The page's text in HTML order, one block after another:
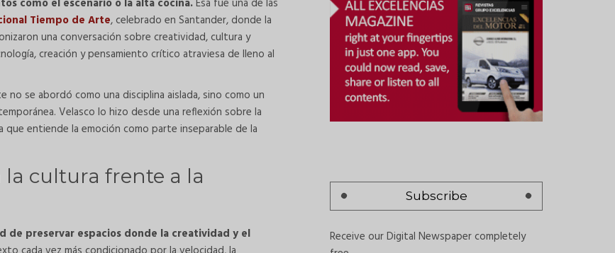
como el escenario o la alta cocina.Esa fue una de las
Tiempo de Arte, celebrado en Santander, donde la
una conversación sobre creatividad, cultura y
creación y pensamiento crítico atraviesa de lleno al
se abordó como una disciplina aislada, sino como un
Velasco lo hizo desde una reflexión sobre la
entiende la emoción como parte inseparable de la
la cultura frente a la
de preservar espacios donde la creatividad y el
Subscribe
Receive our Digital Newspaper completely